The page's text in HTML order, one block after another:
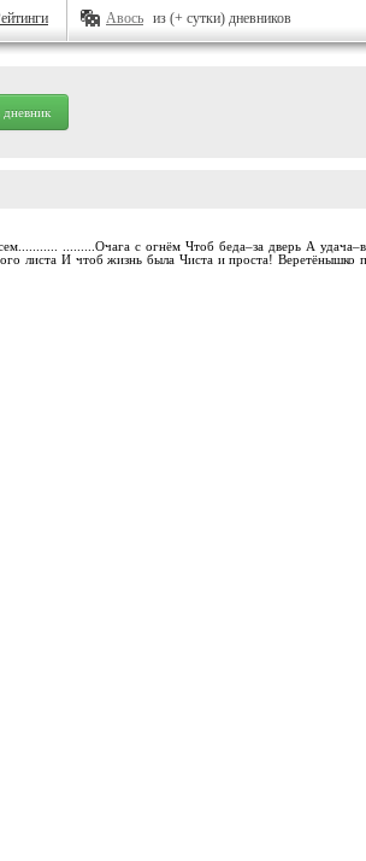
Авось из (+ сутки) дневников
дневник
.........Очага с огнём Чтоб беда–за дверь А
листа И чтоб жизнь была Чиста и проста! Веретёнышко